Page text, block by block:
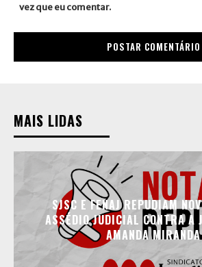
vez que eu comentar.
MAIS LIDAS
SJSC E FENAJ REPUDIAM
ASSÉDIO JUDICIAL CONTRA A
AMANDA MIRANDA